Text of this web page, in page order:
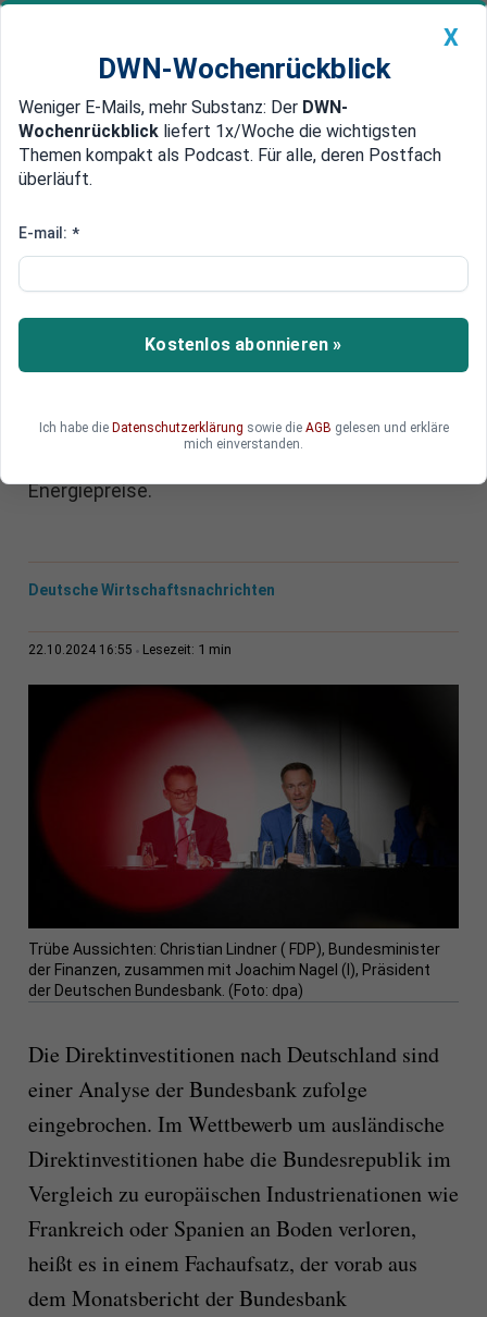
Newsticker MEIN DWN: Geldanlage Premium
Edelmetalle DWN-Magazin China
Trübe Aussichten:
Bundesbank sind geradezu
eingebrochen
den vergangenen Jahren weniger Geld nach
Energiepreise.
Deutsche Wirtschaftsnachrichten
22.10.2024 16:55 Lesezeit: 1 min
Trübe Aussichten: Christian Lindner ( FDP), Bundesminister
der Finanzen, zusammen mit Joachim Nagel (l), Präsident
der Deutschen Bundesbank. (Foto: dpa)
Die Direktinvestitionen nach Deutschland sind
einer Analyse der Bundesbank zufolge
eingebrochen. Im Wettbewerb um ausländische
Direktinvestitionen habe die Bundesrepublik im
Vergleich zu europäischen Industrienationen wie
Frankreich oder Spanien an Boden verloren,
heißt es in einem Fachaufsatz, der vorab aus
dem Monatsbericht der Bundesbank
X
DWN-Wochenrückblick
Weniger E-Mails, mehr Substanz: Der DWN-
Wochenrückblick liefert 1x/Woche die wichtigsten
Themen kompakt als Podcast. Für alle, deren Postfach
überläuft.
E-mail: *
Kostenlos abonnieren »
Ich habe die Datenschutzerklärung sowie die AGB gelesen und erkläre
mich einverstanden.